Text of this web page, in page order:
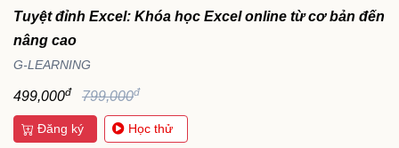
Tuyệt đỉnh Excel: Khóa học Excel online từ cơ bản đến
nâng cao
G-LEARNING
499,000đ 799,000đ
Đăng ký Học thử